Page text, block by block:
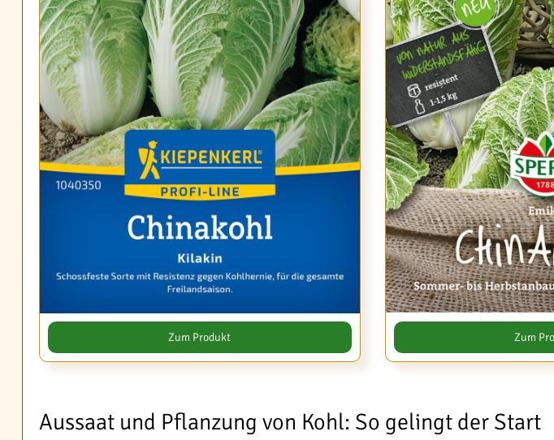
Zum Produkt Zum
Aussaat und Pflanzung von Kohl: So gelingt der Start